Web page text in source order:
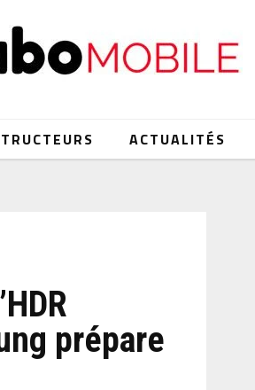
ACTUALITÉS
prépare